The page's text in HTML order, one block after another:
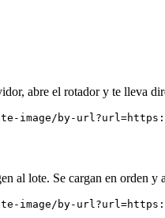
abre el rotador y te lleva
image/by-
al lote. Se cargan en orden
image/by-